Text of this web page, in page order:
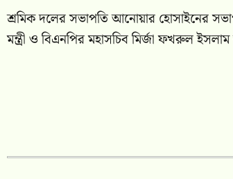
শ্রমিক দলের সভাপতি আনোয়ার হোসাইনের
মন্ত্রী ও বিএনপির মহাসচিব মির্জা ফখরুল